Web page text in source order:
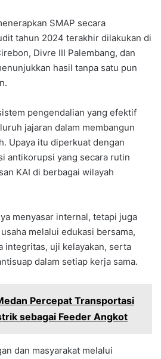
SMAP secara
tahun 2024 terakhir dilakukan di
Divre III Palembang, dan
hasil tanpa satu pun
pengendalian yang efektif
jajaran dalam membangun
Upaya itu diperkuat dengan
antikorupsi yang secara rutin
KAI di berbagai wilayah
menyasar internal, tetapi juga
melalui edukasi bersama,
integritas, uji kelayakan, serta
dalam setiap kerja sama.
Percepat Transportasi
sebagai Feeder Angkot
dan masyarakat melalui